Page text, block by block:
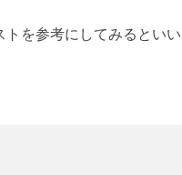
を参考にしてみるといい